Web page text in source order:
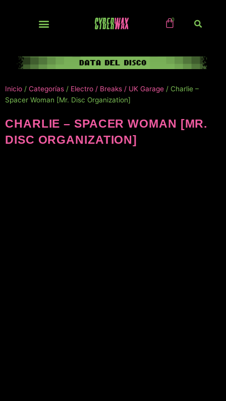
Inicio / Categorías / Electro / Breaks / UK Garage / Charlie –
Spacer Woman [Mr. Disc Organization]
CHARLIE – SPACER WOMAN [MR.
DISC ORGANIZATION]